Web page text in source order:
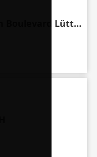
Pudimat Sanitätshaus am Boulevard Lütten Klein